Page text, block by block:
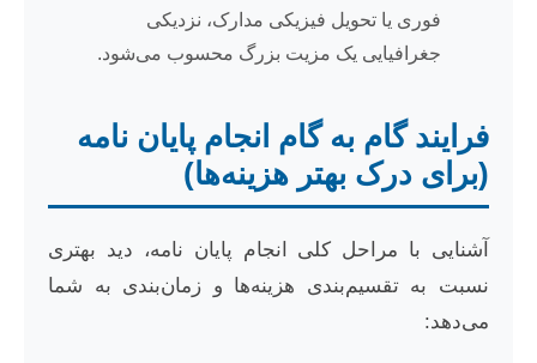
فوری یا تحویل فیزیکی مدارک، نزدیکی
جغرافیایی یک مزیت بزرگ محسوب می‌شود.
فرایند گام به گام انجام پایان نامه
(برای درک بهتر هزینه‌ها)
آشنایی با مراحل کلی انجام پایان نامه، دید بهتری
نسبت به تقسیم‌بندی هزینه‌ها و زمان‌بندی به شما
می‌دهد: